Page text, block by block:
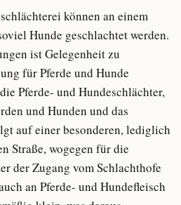
können an einem
Hunde geschlachtet werden.
ist Gelegenheit zu
für Pferde und Hunde
Pferde- und Hundeschlächter,
und Hunden und das
auf einer besonderen, lediglich
Straße, wogegen für die
der Zugang vom Schlachthofe
an Pferde- und Hundefleisch